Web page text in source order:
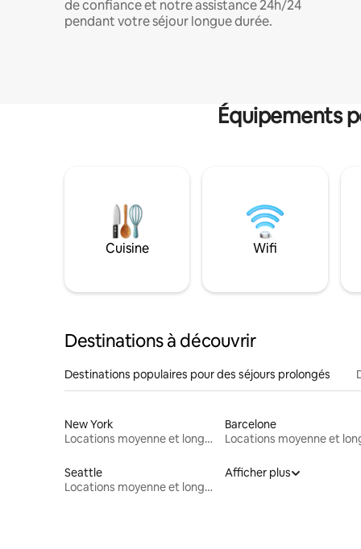
de confiance et notre assistance 24h/24
pendant votre séjour longue durée.
Équipements
Cuisine Wifi
Destinations à découvrir
Destinations populaires pour des séjours prolongés
New York
Locations moyenne et longue durée
Barcelone
Seattle
Locations moyenne et longue durée
Afficher plus